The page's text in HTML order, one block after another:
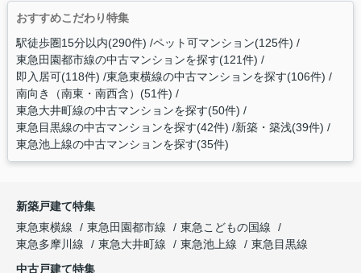
おすすめこだわり特集
駅徒歩圏15分以内(290件) ペット可マンション(125件)
東急田園都市線の中古マンションを探す(121件)
即入居可(118件) 東急東横線の中古マンションを探す(106件)
南向き（南東・南西含）(51件)
東急大井町線の中古マンションを探す(50件)
東急目黒線の中古マンションを探す(42件) 新築・築浅(39件)
東急池上線の中古マンションを探す(35件)
新築戸建て特集
東急東横線
東急田園都市線
東急こどもの国線
東急多摩川線
東急大井町線 東急池上線
東急目黒線
中古戸建て特集